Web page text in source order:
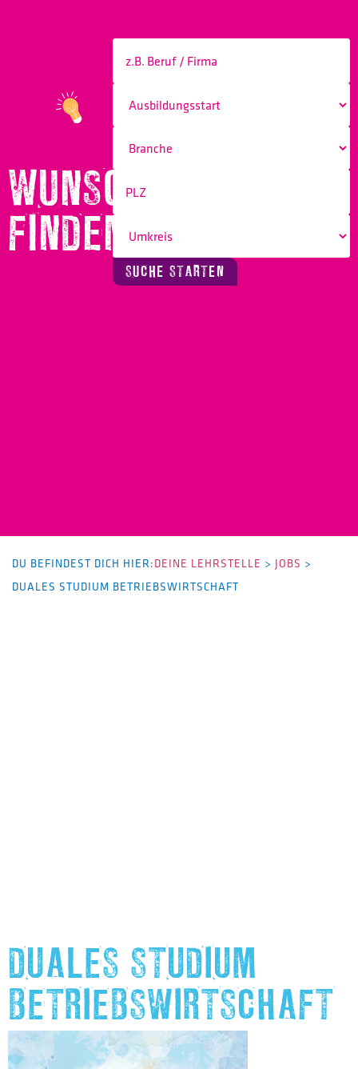
WUNSCHBERUF
FINDEN!
SUCHE STARTEN
DU BEFINDEST DICH HIER:DEINE LEHRSTELLE > JOBS >
DUALES STUDIUM BETRIEBSWIRTSCHAFT
DUALES STUDIUM
BETRIEBSWIRTSCHAFT